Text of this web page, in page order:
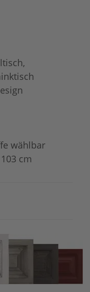
wählbar
cm